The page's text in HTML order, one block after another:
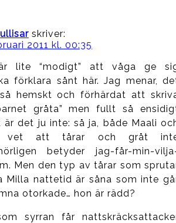
ullisar skriver:
2011 kl. 00:35
lite “modigt” att våga ge
förklara sånt här. Jag menar,
hemskt och förhärdat att
gråta” men fullt så
är det ju inte: så ja, både Maali
vet att tårar och gråt
betyder jag-får-min-
Men den typ av tårar som
Milla nattetid är såna som inte
otorkade… hon är rädd?
syrran får